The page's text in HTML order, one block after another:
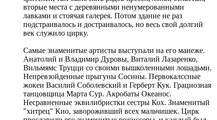
вторые места с деревянными ненумерованными
лавками и стоячая галерея. Потом здание не раз
подстраивалось и достраивалось, но весь свой долгий
век служило цирку.
Самые знаменитые артисты выступали на его манеже.
Анатолий и Владимир Дуровы, Виталий Лазаренко,
Вильмямс Труцци со своими вышколенными лошадьми.
Непревзойденные прыгуны Сосины. Первокалссные
жокеи Василий Соболевский и Герберт Кук. Грациозная
танцовщица Марта Сур. Акробаты Океанос.
Несравненные эквилибристки сестры Кох. Знаменитый
"хитрец" Кио, завороживший всех мальчишек. Цирк